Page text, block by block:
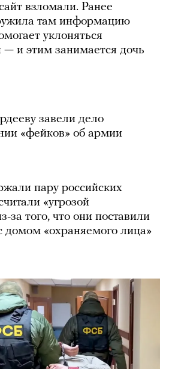
взломали. Ранее
там информацию
уклоняться
— и этим занимается дочь
завели дело
«фейков» об армии
пару российских
«угрозой
за того, что они поставили
домом «охраняемого лица»